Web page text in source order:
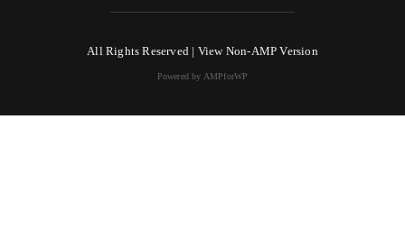
All Rights Reserved | View Non-AMP Version
Powered by AMPforWP